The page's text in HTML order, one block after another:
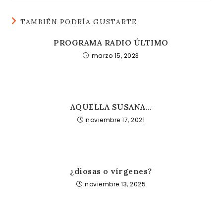
TAMBIÉN PODRÍA GUSTARTE
PROGRAMA RADIO ÚLTIMO
marzo 15, 2023
AQUELLA SUSANA…
noviembre 17, 2021
¿diosas o vírgenes?
noviembre 13, 2025